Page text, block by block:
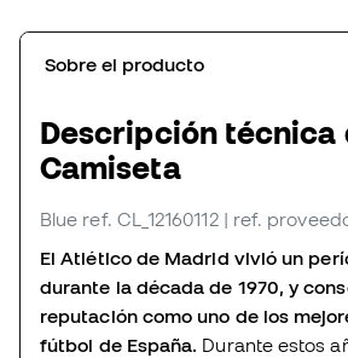
Sobre el producto
Descripción técnica
Camiseta
Blue ref. CL_12160112 | ref.
El Atlético de Madrid vivió un
durante la década de 1970, y
reputación como uno de los
fútbol de España. Durante estos